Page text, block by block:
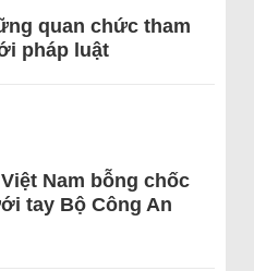
quan chức tham
pháp luật
Nam bỗng chốc
tay Bộ Công An